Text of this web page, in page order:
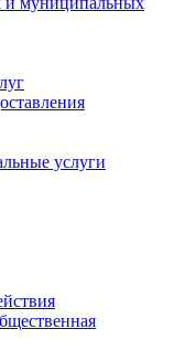
услуги